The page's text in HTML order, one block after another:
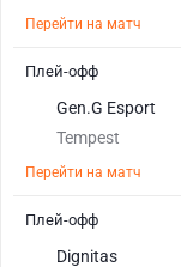
Перейти на матч
Gen.G Esport
Tempest
Перейти на матч
Плей-офф
Dignitas
Плей-офф